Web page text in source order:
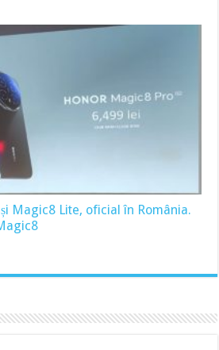
Magic8 Lite, oficial în România.